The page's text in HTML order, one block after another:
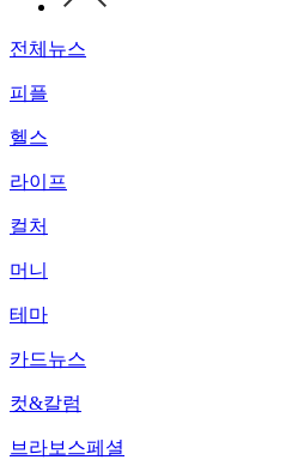
전체뉴스
피플
헬스
라이프
컬처
머니
테마
카드뉴스
컷&칼럼
브라보스페셜